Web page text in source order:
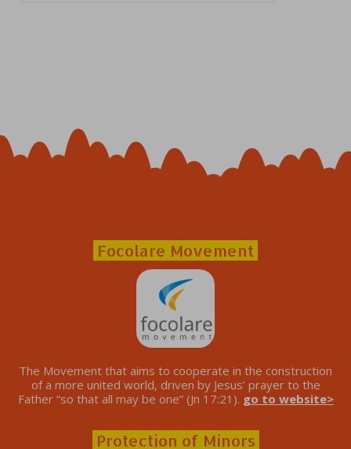
Focolare Movement
The Movement that aims to cooperate in the construction
of a more united world, driven by Jesus’ prayer to the
Father “so that all may be one” (Jn 17:21). go to website>
Protection of Minors